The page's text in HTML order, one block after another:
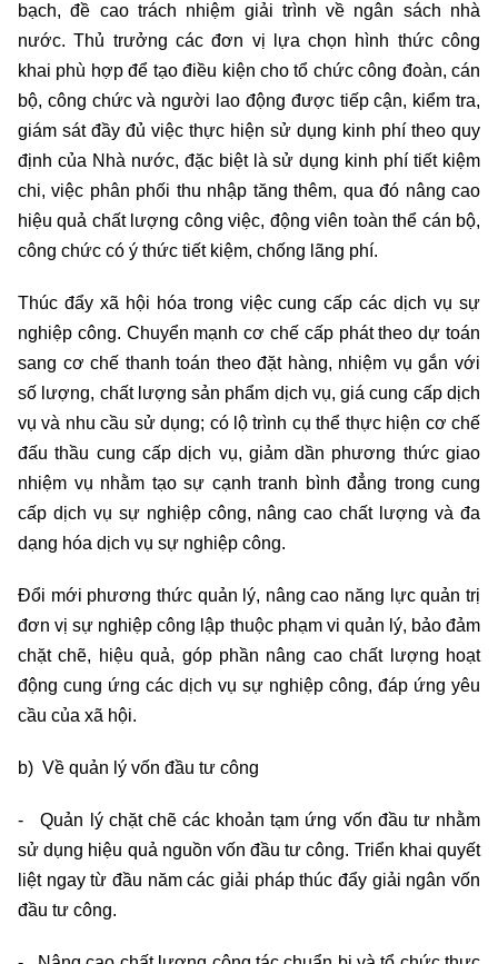
bạch, đề cao trách nhiệm giải trình về ngân sách nhà
nước. Thủ trưởng các đơn vị lựa chọn hình thức công
khai phù hợp để tạo điều kiện cho tổ chức công đoàn, cán
bộ, công chức và người lao động được tiếp cận, kiểm tra,
giám sát đầy đủ việc thực hiện sử dụng kinh phí theo quy
định của Nhà nước, đặc biệt là sử dụng kinh phí tiết kiệm
chi, việc phân phối thu nhập tăng thêm, qua đó nâng cao
hiệu quả chất lượng công việc, động viên toàn thể cán bộ,
công chức có ý thức tiết kiệm, chống lãng phí.
Thúc đẩy xã hội hóa trong việc cung cấp các dịch vụ sự
nghiệp công. Chuyển mạnh cơ chế cấp phát theo dự toán
sang cơ chế thanh toán theo đặt hàng, nhiệm vụ gắn với
số lượng, chất lượng sản phẩm dịch vụ, giá cung cấp dịch
vụ và nhu cầu sử dụng; có lộ trình cụ thể thực hiện cơ chế
đấu thầu cung cấp dịch vụ, giảm dần phương thức giao
nhiệm vụ nhằm tạo sự cạnh tranh bình đẳng trong cung
cấp dịch vụ sự nghiệp công, nâng cao chất lượng và đa
dạng hóa dịch vụ sự nghiệp công.
Đổi mới phương thức quản lý, nâng cao năng lực quản trị
đơn vị sự nghiệp công lập thuộc phạm vi quản lý, bảo đảm
chặt chẽ, hiệu quả, góp phần nâng cao chất lượng hoạt
động cung ứng các dịch vụ sự nghiệp công, đáp ứng yêu
cầu của xã hội.
b) Về quản lý vốn đầu tư công
- Quản lý chặt chẽ các khoản tạm ứng vốn đầu tư nhằm
sử dụng hiệu quả nguồn vốn đầu tư công. Triển khai quyết
liệt ngay từ đầu năm các giải pháp thúc đẩy giải ngân vốn
đầu tư công.